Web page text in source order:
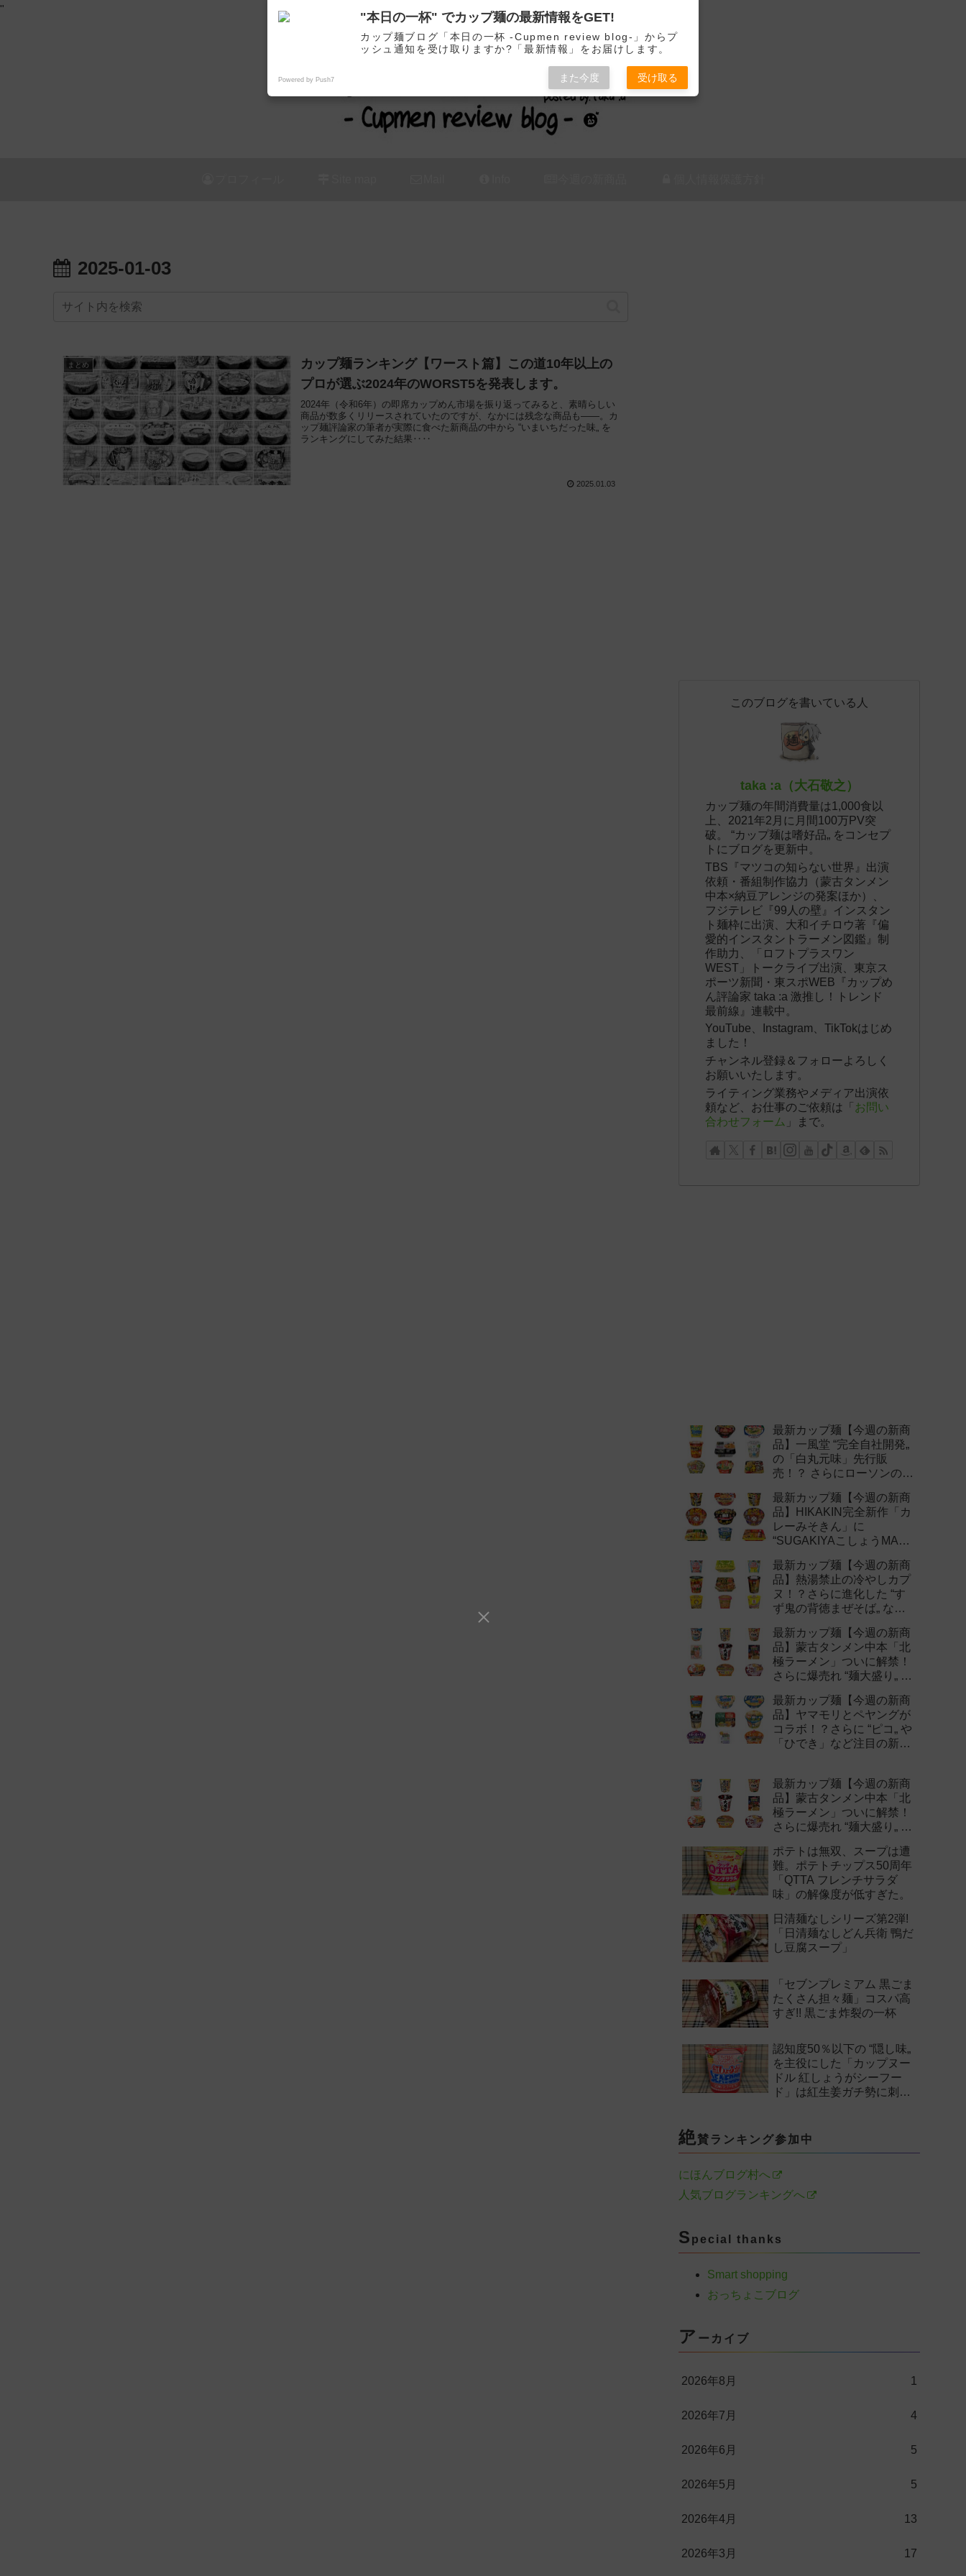
"
カップ麺の新商品をレビュー / アレンジするブログ
2025-01-03
まとめ
カップ麺ランキング【ワースト篇】この道10年以上の
プロが選ぶ2024年のWORST5を発表します。
2024年（令和6年）の即席カップめん市場を振り返ってみると、素晴らしい
商品が数多くリリースされていたのですが、なかには残念な商品も——。カ
ップ麺評論家の筆者が実際に食べた新商品の中から “いまいちだった味„ を
ランキングにしてみた結果‥‥
2025.01.03
このブログを書いている人
taka :a（大石敬之）
カップ麺の年間消費量は1,000食以
上、2021年2月に月間100万PV突
破。 “カップ麺は嗜好品„ をコンセプ
トにブログを更新中。
TBS『マツコの知らない世界』出演
依頼・番組制作協力（蒙古タンメン
中本×納豆アレンジの発案ほか）、
フジテレビ『99人の壁』インスタン
ト麺枠に出演、大和イチロウ著『偏
愛的インスタントラーメン図鑑』制
作助力、「ロフトプラスワン
WEST」トークライブ出演、東京ス
ポーツ新聞・東スポWEB『カップめ
ん評論家 taka :a 激推し！トレンド
最前線』連載中。
YouTube、Instagram、TikTokはじめ
ました！
チャンネル登録＆フォローよろしく
お願いいたします。
ライティング業務やメディア出演依
頼など、お仕事のご依頼は「 お問い
合わせフォーム 」まで。
最新カップ麺【今週の新商
品】一風堂 “完全自社開発„
の「白丸元味」先行販
売！？ さらにローソンの激
新作まとめ！
最新カップ麺【今週の新商
品】HIKAKIN完全新作「カ
レーみそきん」に
“SUGAKIYAこしょうMAX„
最新カップ麺【今週の新商
品】熱湯禁止の冷やしカプ
ヌ！？さらに進化した “す
ず鬼の背徳まぜそば„ など
最新カップ麺【今週の新商
品】蒙古タンメン中本「北
極ラーメン」ついに解禁！
さらに爆売れ “麺大盛り„ シ
作まとめ！
最新カップ麺【今週の新商
品】ヤマモリとペヤングが
コラボ！？さらに “ピコ„ や
「ひでき」など注目の新作
最新カップ麺【今週の新商
品】蒙古タンメン中本「北
極ラーメン」ついに解禁！
さらに爆売れ “麺大盛り„ シ
作まとめ！
ポテトは無双、スープは遭
難。ポテトチップス50周年
「QTTA フレンチサラダ
味」の解像度が低すぎた。
日清麺なしシリーズ第2弾!
「日清麺なしどん兵衛 鴨だ
し豆腐スープ」
「セブンプレミアム 黒ごま
たくさん担々麺」コスパ高
すぎ!! 黒ごま炸裂の一杯
認知度50％以下の “隠し味„
を主役にした「カップヌー
ドル 紅しょうがシーフー
ド」は紅生姜ガチ勢に刺さ
絶賛ランキング参加中
にほんブログ村へ
人気ブログランキングへ
S pecial thanks
Smart shopping
おっちょこブログ
ア ーカイブ
2026年8月 1
2026年7月 4
2026年6月 5
2026年5月 5
2026年4月 13
2026年3月 17
"本日の一杯" でカップ麺の最新情報をGET!
カップ麺ブログ「本日の一杯 -Cupmen review blog-」からプ
ッシュ通知を受け取りますか?「最新情報」をお届けします。
Powered by Push7 また今度 受け取る